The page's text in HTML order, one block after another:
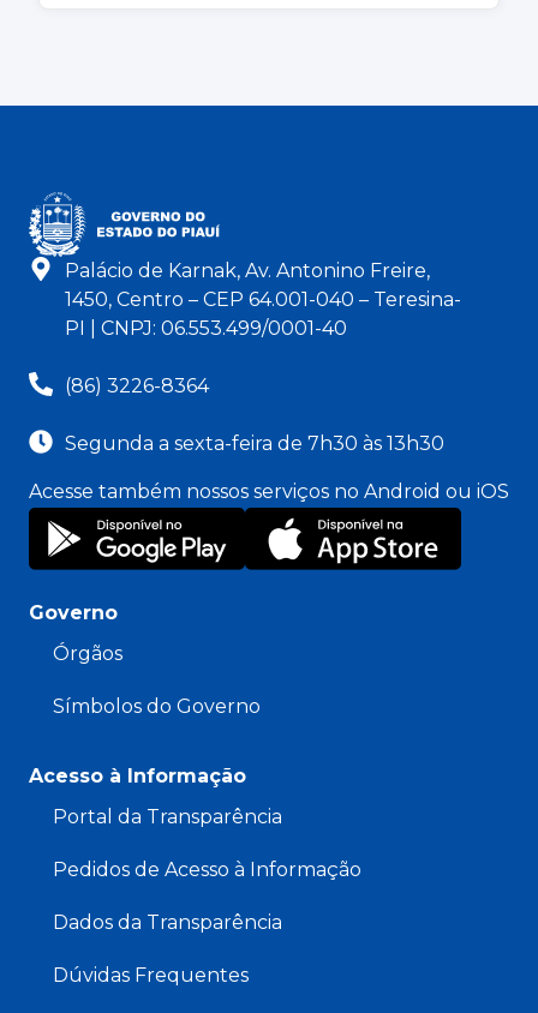
Palácio de Karnak, Av. Antonino Freire,
1450, Centro – CEP 64.001-040 – Teresina-
PI | CNPJ: 06.553.499/0001-40
(86) 3226-8364
Segunda a sexta-feira de 7h30 às 13h30
Acesse também nossos serviços no Android ou iOS
Governo
Órgãos
Símbolos do Governo
Acesso à Informação
Portal da Transparência
Pedidos de Acesso à Informação
Dados da Transparência
Dúvidas Frequentes